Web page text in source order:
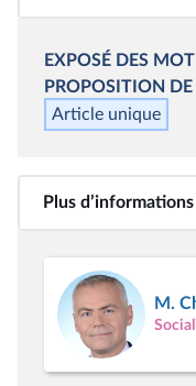
EXPOSÉ DES
PROPOSITION DE
Article unique
Plus d’informations
M.